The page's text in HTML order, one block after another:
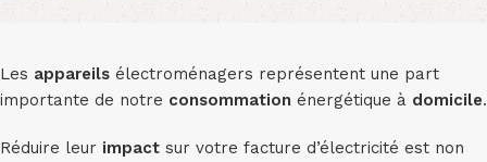
Les appareils électroménagers représentent une part
importante de notre consommation énergétique à domicile.
Réduire leur impact sur votre facture d’électricité est non